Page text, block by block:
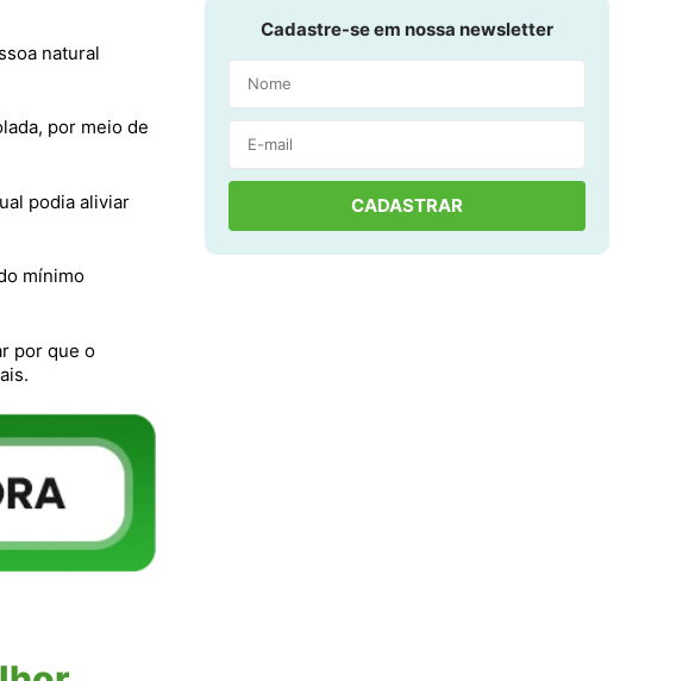
natural
por meio de
podia aliviar
mínimo
por que o
Cadastre-se em nossa newsletter